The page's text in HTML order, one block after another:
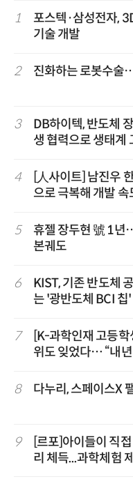
1
포스텍·삼성전자,
기술 개발
2 진화하는 로봇수술
3
DB하이텍, 반도체
생 협력으로 생태계
4
[人사이트] 남진우
으로 극복해 개발
5
휴젤 장두현 號 1년
본궤도
6
KIST, 기존 반도체
는 '광반도체 BCI 칩'
7
[K-과학인재 고등
위도 잊었다… “내
8 다누리, 스페이스X
9
[르포]아이들이 직
리 체득...과학체험